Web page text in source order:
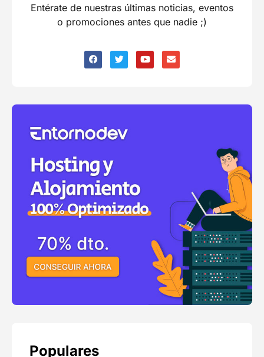
Entérate de nuestras últimas noticias, eventos
o promociones antes que nadie ;)
Populares